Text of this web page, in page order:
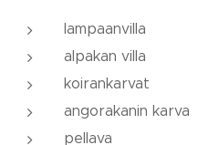
lampaanvilla
alpakan villa
koirankarvat
angorakanin karva
pellava